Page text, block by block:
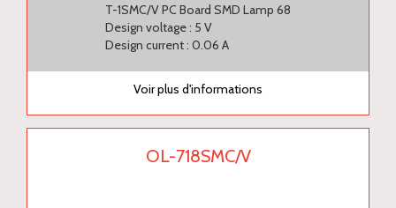
T-1SMC/V PC Board SMD Lamp 68
Design voltage : 5 V
Design current : 0.06 A
Voir plus d'informations
OL-718SMC/V